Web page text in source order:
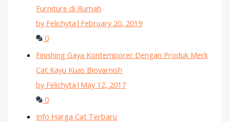
Furniture di Rumah
by Felichyta | February 20, 2019
0
Finishing Gaya Kontemporer Dengan Produk Merk
Cat Kayu Kuas Biovarnish
by Felichyta | May 12, 2017
0
Info Harga Cat Terbaru